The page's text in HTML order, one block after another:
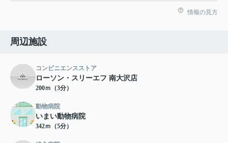
情報の見方
周辺施設
コンビニエンスストア
ローソン・スリーエフ 南大沢店
200ｍ（3分）
動物病院
いまい動物病院
342ｍ（5分）